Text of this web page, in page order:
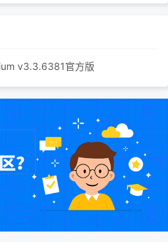
v3.3.6381官方版